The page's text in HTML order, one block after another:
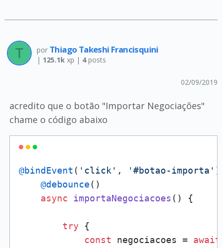
por Thiago Takeshi Francisquini
| 125.1kxp | 4posts
02/09/2019
acredito que o botão "Importar Negociações"
chame o código abaixo
@bindEvent ( 'click' , '#botao-importa' )
@debounce()
async
importaNegociacoes ( ) {
try {
const negociacoes = await